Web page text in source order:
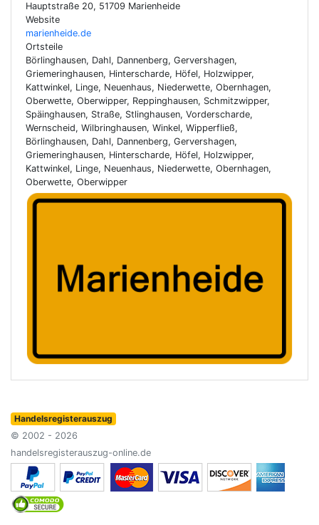
Hauptstraße 20, 51709 Marienheide
Website
marienheide.de
Ortsteile
Börlinghausen, Dahl, Dannenberg, Gervershagen,
Griemeringhausen, Hinterscharde, Höfel, Holzwipper,
Kattwinkel, Linge, Neuenhaus, Niederwette, Obernhagen,
Oberwette, Oberwipper, Reppinghausen, Schmitzwipper,
Späinghausen, Straße, Stlinghausen, Vorderscharde,
Wernscheid, Wilbringhausen, Winkel, Wipperfließ,
Börlinghausen, Dahl, Dannenberg, Gervershagen,
Griemeringhausen, Hinterscharde, Höfel, Holzwipper,
Kattwinkel, Linge, Neuenhaus, Niederwette, Obernhagen,
Oberwette, Oberwipper
Handelsregisterauszug
© 2002 - 2026
handelsregisterauszug-online.de